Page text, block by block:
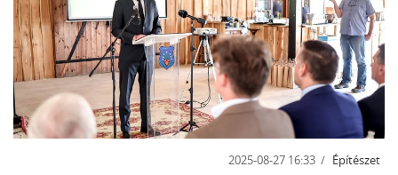
2025-08-27 16:33 Építészet